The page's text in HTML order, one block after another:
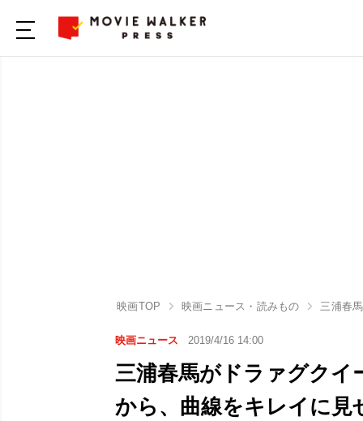
映画TOP 映画ニュース・読みもの 三浦春
映画ニュース 2019/4/16 14:00
三浦春馬がドラァグクイ
から、曲線をキレイに見